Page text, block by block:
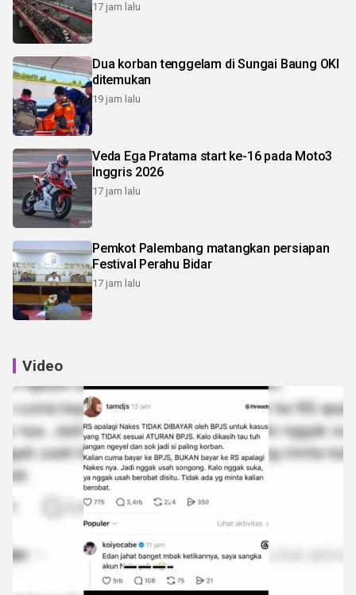
17 jam lalu
Dua korban tenggelam di Sungai Baung OKI
ditemukan
19 jam lalu
Veda Ega Pratama start ke-16 pada Moto3
Inggris 2026
17 jam lalu
Pemkot Palembang matangkan persiapan
Festival Perahu Bidar
17 jam lalu
Video